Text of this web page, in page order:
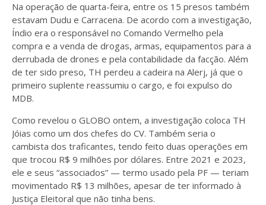
Na operação de quarta-feira, entre os 15 presos também
estavam Dudu e Carracena. De acordo com a investigação,
Índio era o responsável no Comando Vermelho pela
compra e a venda de drogas, armas, equipamentos para a
derrubada de drones e pela contabilidade da facção. Além
de ter sido preso, TH perdeu a cadeira na Alerj, já que o
primeiro suplente reassumiu o cargo, e foi expulso do
MDB.
Como revelou o GLOBO ontem, a investigação coloca TH
Jóias como um dos chefes do CV. Também seria o
cambista dos traficantes, tendo feito duas operações em
que trocou R$ 9 milhões por dólares. Entre 2021 e 2023,
ele e seus “associados” — termo usado pela PF — teriam
movimentado R$ 13 milhões, apesar de ter informado à
Justiça Eleitoral que não tinha bens.